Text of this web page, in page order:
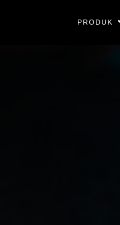
PRODUK